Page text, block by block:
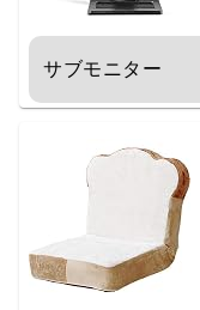
サブモニター